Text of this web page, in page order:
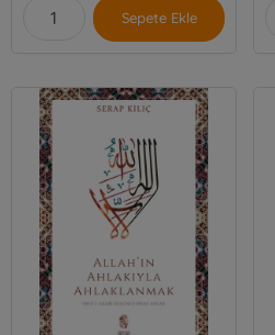
Sepete Ekle